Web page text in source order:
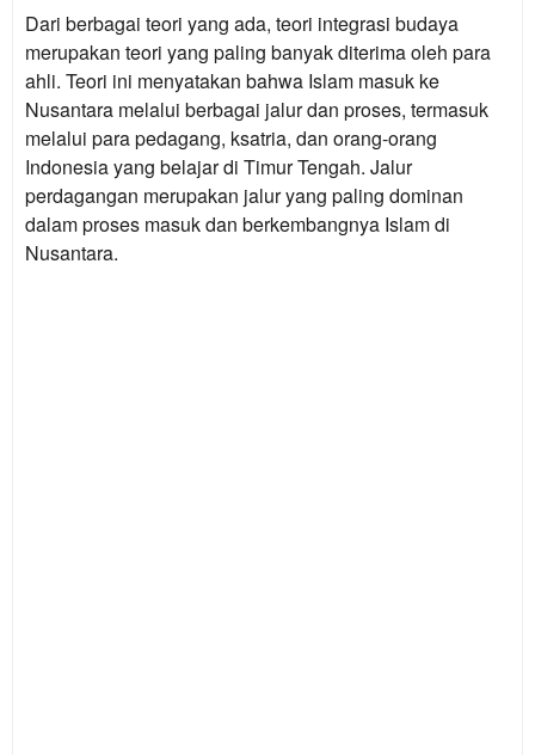
Dari berbagai teori yang ada, teori integrasi budaya
merupakan teori yang paling banyak diterima oleh para
ahli. Teori ini menyatakan bahwa Islam masuk ke
Nusantara melalui berbagai jalur dan proses, termasuk
melalui para pedagang, ksatria, dan orang-orang
Indonesia yang belajar di Timur Tengah. Jalur
perdagangan merupakan jalur yang paling dominan
dalam proses masuk dan berkembangnya Islam di
Nusantara.